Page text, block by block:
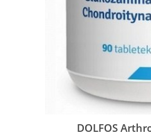
DOLFOS